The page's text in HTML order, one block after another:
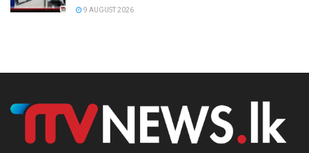
9 AUGUST 2026